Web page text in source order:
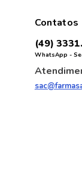
Contatos
(49)
WhatsApp -